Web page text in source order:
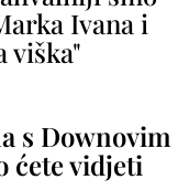
Ivana i
viška"
s Downovim
ćete vidjeti